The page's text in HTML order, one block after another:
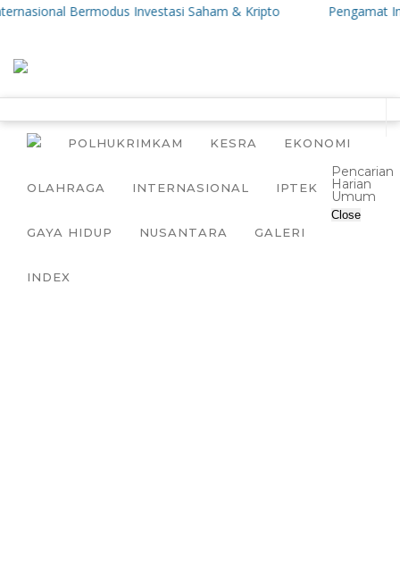
Bermodus Investasi Saham & Kripto Pengamat
POLHUKRIMKAM KESRA EKONOMI
OLAHRAGA INTERNASIONAL IPTEK
GAYA HIDUP NUSANTARA GALERI
INDEX
Pencarian
Harian
Umum
Close